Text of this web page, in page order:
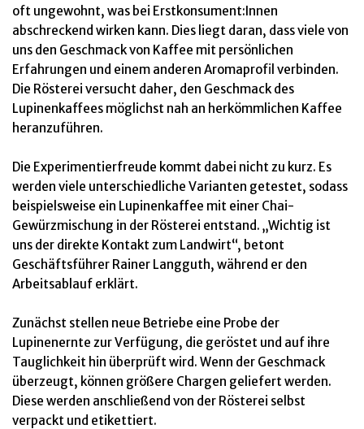
oft ungewohnt, was bei Erstkonsument:Innen
abschreckend wirken kann. Dies liegt daran, dass viele von
uns den Geschmack von Kaffee mit persönlichen
Erfahrungen und einem anderen Aromaprofil verbinden.
Die Rösterei versucht daher, den Geschmack des
Lupinenkaffees möglichst nah an herkömmlichen Kaffee
heranzuführen.
Die Experimentierfreude kommt dabei nicht zu kurz. Es
werden viele unterschiedliche Varianten getestet, sodass
beispielsweise ein Lupinenkaffee mit einer Chai-
Gewürzmischung in der Rösterei entstand. „Wichtig ist
uns der direkte Kontakt zum Landwirt“, betont
Geschäftsführer Rainer Langguth, während er den
Arbeitsablauf erklärt.
Zunächst stellen neue Betriebe eine Probe der
Lupinenernte zur Verfügung, die geröstet und auf ihre
Tauglichkeit hin überprüft wird. Wenn der Geschmack
überzeugt, können größere Chargen geliefert werden.
Diese werden anschließend von der Rösterei selbst
verpackt und etikettiert.